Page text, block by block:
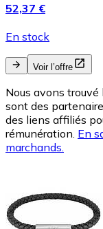
52,37 €
En stock
Voir l’offre
Nous avons
sont des
des liens affiliés
rémunération. En
marchands.